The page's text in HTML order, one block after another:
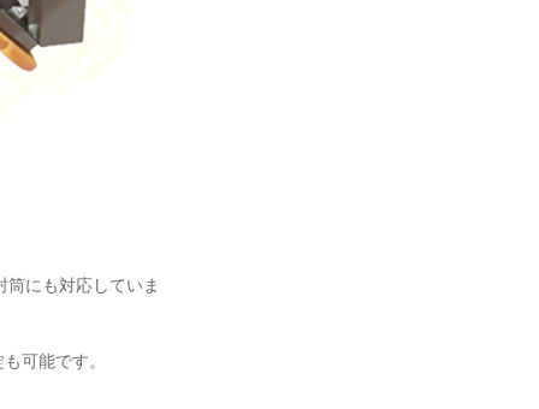
にも対応していま
可能です。